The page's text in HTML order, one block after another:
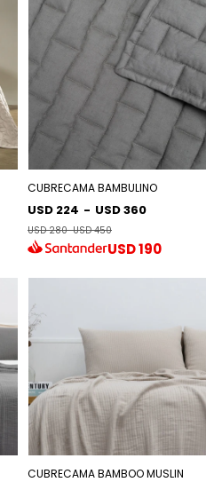
CUBRECAMA BAMBULINO
USD 224 - USD 360
USD 280-USD 450
USD190
CUBRECAMA BAMBOO MUSLIN